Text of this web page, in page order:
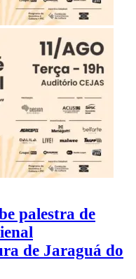
palestra de
de Jaraguá do